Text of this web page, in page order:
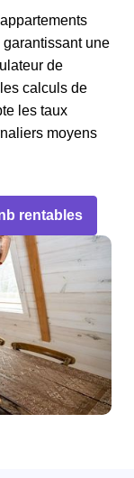
garantissant une
de
calculs de
les taux
moyens
rentables